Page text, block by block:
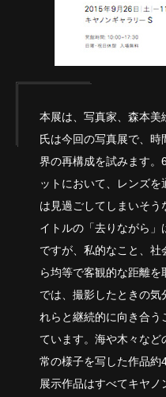
本展は、写真家、森本美
氏は今回の写真展で、
界の再構成を試みます
ットにおいて、レンズ
は見過ごしてしまいそう
イトルの「去りながら」
ですが、私的なこと、
ら均等で客観的な距離
では、撮影したときの
れらと継続的に向き合う
ています。海や木々など
常の様子を写した作品約
展示作品はすべてキヤノ